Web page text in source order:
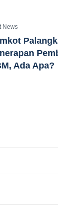
News
Ada Apa?